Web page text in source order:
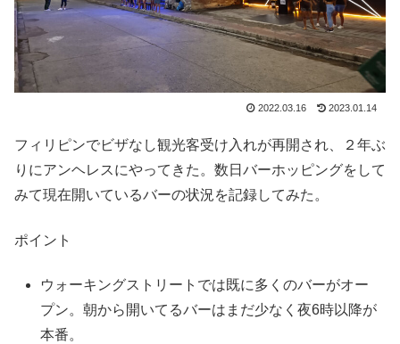
2022.03.16 2023.01.14
フィリピンでビザなし観光客受け入れが再開され、２年ぶ
りにアンヘレスにやってきた。数日バーホッピングをして
みて現在開いているバーの状況を記録してみた。
ポイント
ウォーキングストリートでは既に多くのバーがオー
プン。朝から開いてるバーはまだ少なく夜6時以降が
本番。